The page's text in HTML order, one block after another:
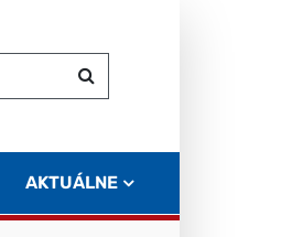
Hľadať
AKTUÁLNE